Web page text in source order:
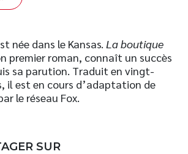
née dans le Kansas. La boutique
premier roman, connaît un succès
sa parution. Traduit en vingt-
il est en cours d’adaptation de
le réseau Fox.
SUR